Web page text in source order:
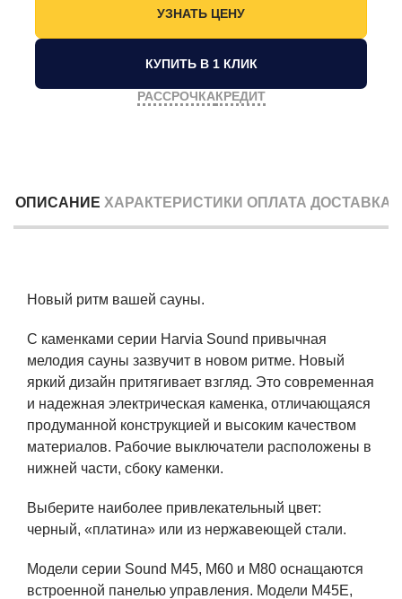
КУПИТЬ В 1 КЛИК
РАССРОЧКАКРЕДИТ
ОПИСАНИЕ ХАРАКТЕРИСТИКИ ОПЛАТА ДОСТАВКА
Новый ритм вашей сауны.
С каменками серии Harvia Sound привычная
мелодия сауны зазвучит в новом ритме. Новый
яркий дизайн притягивает взгляд. Это современная
и надежная электрическая каменка, отличающаяся
продуманной конструкцией и высоким качеством
материалов. Рабочие выключатели расположены в
нижней части, сбоку каменки.
Выберите наиболее привлекательный цвет:
черный, «платина» или из нержавеющей стали.
Модели серии Sound M45, M60 и M80 оснащаются
встроенной панелью управления. Модели M45E,